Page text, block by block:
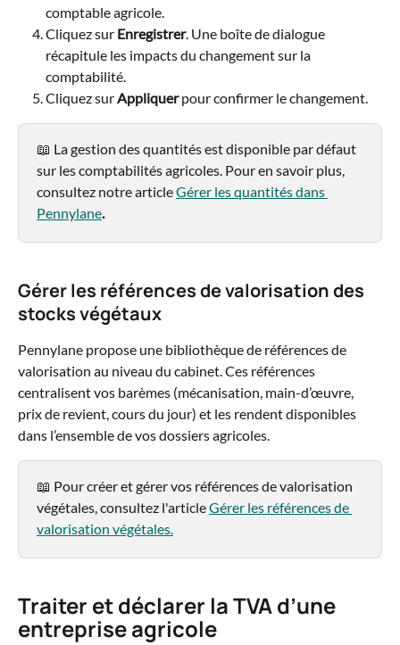
comptable agricole.
Cliquez sur Enregistrer. Une boîte de dialogue
récapitule les impacts du changement sur la
comptabilité.
Cliquez sur Appliquer pour confirmer le changement.
📖 La gestion des quantités est disponible par défaut
sur les comptabilités agricoles. Pour en savoir plus,
consultez notre article Gérer les quantités dans
Pennylane.
Gérer les références de valorisation des
stocks végétaux
Pennylane propose une bibliothèque de références de
valorisation au niveau du cabinet. Ces références
centralisent vos barèmes (mécanisation, main-d’œuvre,
prix de revient, cours du jour) et les rendent disponibles
dans l’ensemble de vos dossiers agricoles.
📖 Pour créer et gérer vos références de valorisation
végétales, consultez l'article Gérer les références de
valorisation végétales.
Traiter et déclarer la TVA d’une
entreprise agricole